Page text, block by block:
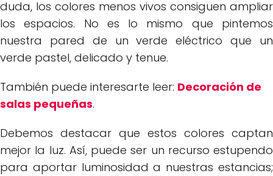
duda, los colores menos vivos consiguen ampliar
los espacios. No es lo mismo que pintemos
nuestra pared de un verde eléctrico que un
verde pastel, delicado y tenue.
También puede interesarte leer: Decoración de
salas pequeñas.
Debemos destacar que estos colores captan
mejor la luz. Así, puede ser un recurso estupendo
para aportar luminosidad a nuestras estancias;